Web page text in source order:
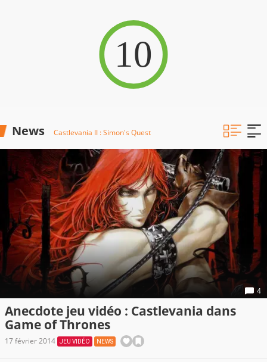
10
News Castlevania II : Simon's Quest
4
Anecdote jeu vidéo : Castlevania dans
Game of Thrones
17 février 2014 JEU VIDÉO NEWS